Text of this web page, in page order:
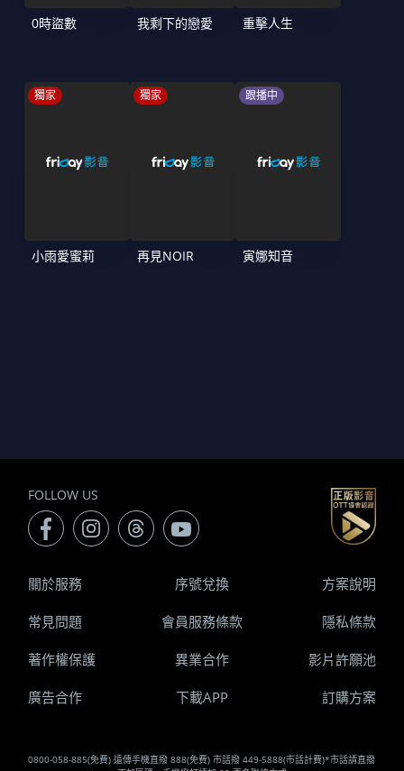
0時盜數 我剩下的戀愛 重擊人生
獨家
小雨愛蜜莉
獨家
再見NOIR
跟播中
寅娜知音
FOLLOW US
0800-058-885(免費) 遠傳手機直撥 888(免費) 市話撥 449-5888(市話計費)*市話請直撥
關於服務 序號兌換 方案說明
常見問題 會員服務條款 隱私條款
著作權保護 異業合作 影片許願池
廣告合作 下載APP 訂購方案